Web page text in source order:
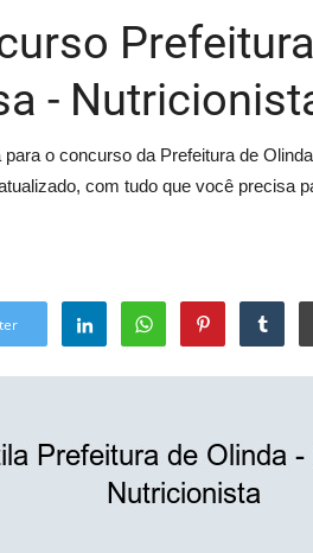
-
o concurso da Prefeitura de
com tudo que você precisa